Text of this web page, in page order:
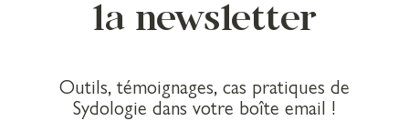
la newsletter
Outils, témoignages, cas pratiques de
Sydologie dans votre boîte email !